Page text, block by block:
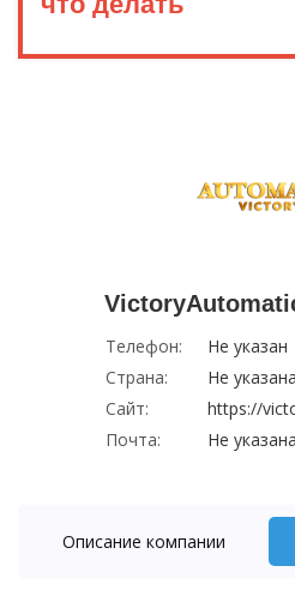
Телефон:
Не указан
Страна:
Не указана
Сайт:
https://
Почта:
Не указана
Описание компании